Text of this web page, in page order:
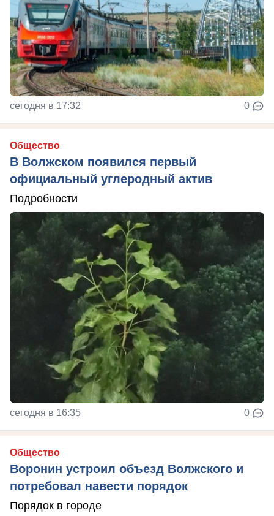
сегодня в 17:32 0
Общество
В Волжском появился первый
официальный углеродный актив
Подробности
сегодня в 16:35 0
Общество
Воронин устроил объезд Волжского и
потребовал навести порядок
Порядок в городе